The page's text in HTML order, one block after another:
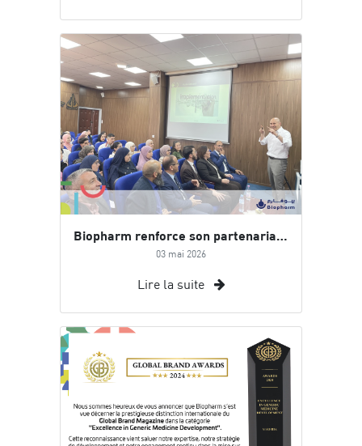
Biopharm renforce son partenariat académique avec l’Université de Bouira
03 mai 2026
Lire la suite